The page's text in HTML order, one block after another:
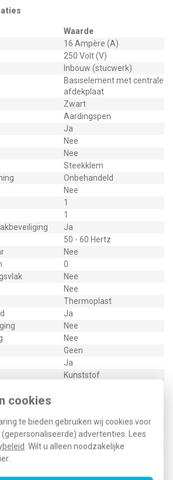
cookies
te bieden gebruiken wij cookies voor
advertenties. Lees
. Wilt u alleen noodzakelijke
.
Waarde
16 Ampère (A)
250 Volt (V)
Inbouw (stucwerk)
Basiselement met centrale
afdekplaat
Zwart
Aardingspen
Ja
Nee
Nee
Steekklem
Onbehandeld
Nee
1
1
Ja
50 - 60 Hertz
Nee
0
Nee
Nee
Thermoplast
Ja
Nee
Nee
Geen
Ja
Kunststof
Horizontaal en verticaal
9005
IK05